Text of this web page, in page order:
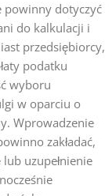
powinny dotyczyć
do kalkulacji i
przedsiębiorcy,
podatku
wyboru
w oparciu o
Wprowadzenie
zakładać,
uzupełnienie